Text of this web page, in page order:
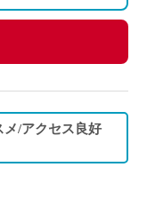
/アクセス良好